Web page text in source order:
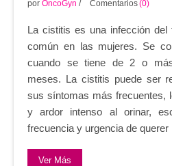
por OncoGyn / Comentarios(0)
La cistitis es una infección del
común en las mujeres. Se
cuando se tiene de 2 o
meses. La cistitis puede ser
sus síntomas más frecuentes,
y ardor intenso al orinar,
frecuencia y urgencia de
Ver Más